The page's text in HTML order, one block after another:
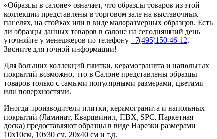
«Образцы в салоне» означает, что образцы товаров из этой
коллекции представлены в торговом зале на выставочных
панелях, на стойках или в виде малоразмерных образцов. Есть
ли образцы данных товаров в салоне на сегодняшний день,
уточняйте у менеджеров по телефону +7(495)150-46-12.
Звоните для точной информации!
Для больших коллекций плитки, керамогранита и напольных
покрытий возможно, что в Салоне представлены образцы
товаров только с самыми популярными размерами, цветами
или поверхностями.
Иногда производители плитки, керамогранита и напольных
покрытий (Ламинат, Кварцвинил, ПВХ, SPC, Паркетная
доска) предоставляют образцы в виде Нарезки размерами
10х10см, 10х30 см, 20х40 см и т.д.